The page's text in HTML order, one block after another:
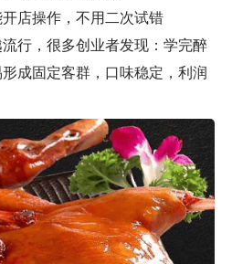
店操作，不用二次试错
，很多创业者发现：学完醉
成固定客群，口味稳定，利润